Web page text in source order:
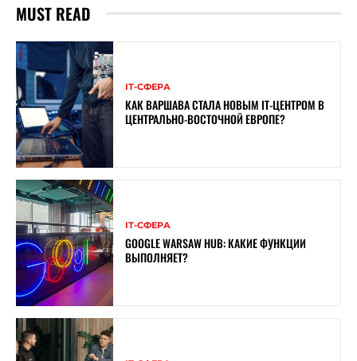
MUST READ
ІТ-СФЕРА
КАК ВАРШАВА СТАЛА НОВЫМ IT-ЦЕНТРОМ В
ЦЕНТРАЛЬНО-ВОСТОЧНОЙ ЕВРОПЕ?
ІТ-СФЕРА
GOOGLE WARSAW HUB: КАКИЕ ФУНКЦИИ
ВЫПОЛНЯЕТ?